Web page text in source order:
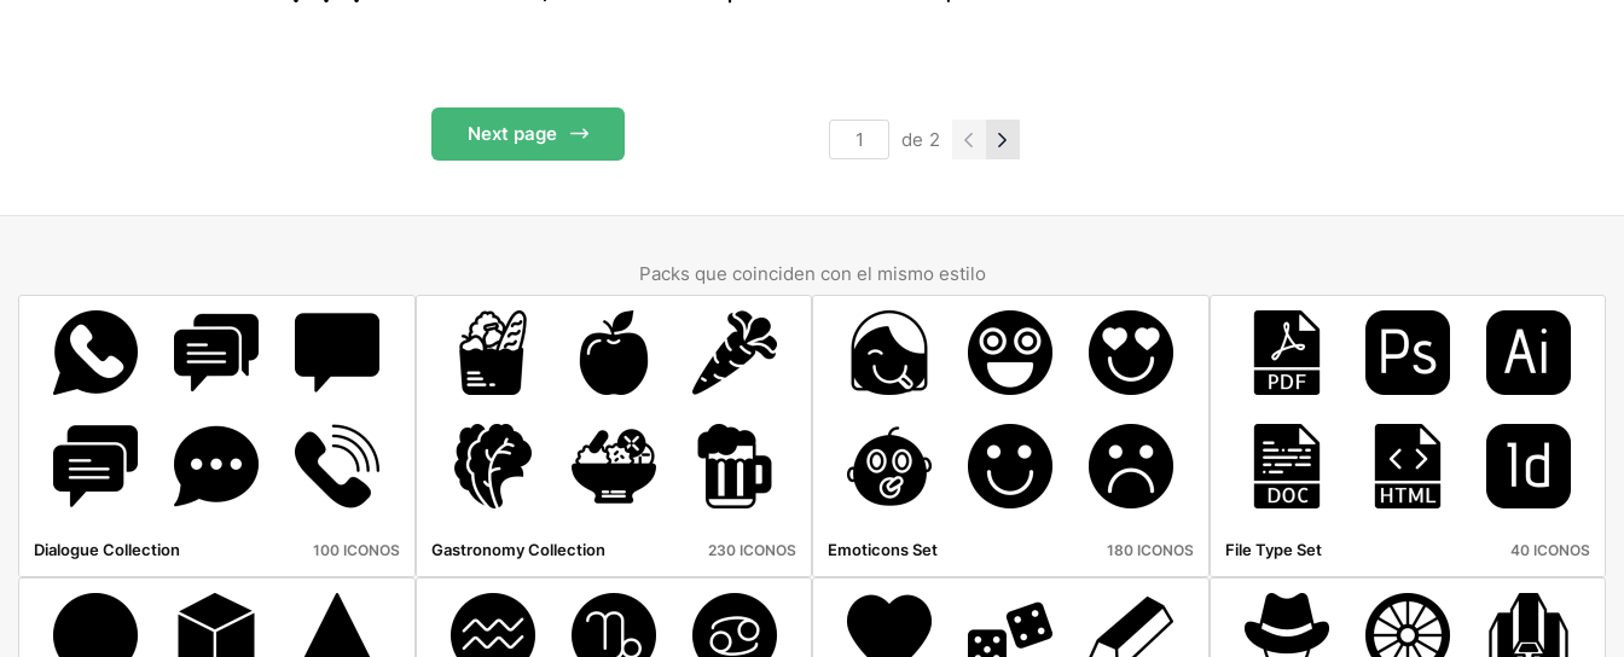
Next page de 2
Packs que coinciden con el mismo estilo
Dialogue Collection 100 ICONOS Gastronomy Collection 230 ICONOS Emoticons Set 180 ICONOS File Type Set 40 ICONOS